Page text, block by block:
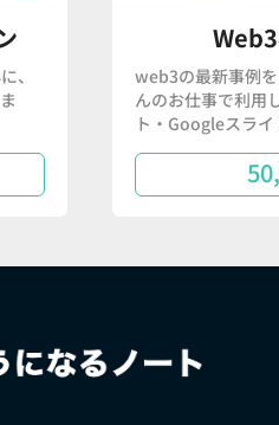
、
web3の最新事例
んのお仕事で利用
ト・Googleスライ